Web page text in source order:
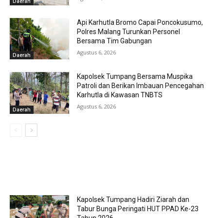
Daerah
Api Karhutla Bromo Capai Poncokusumo,
Polres Malang Turunkan Personel
Bersama Tim Gabungan
Agustus 6, 2026
Daerah
Kapolsek Tumpang Bersama Muspika
Patroli dan Berikan Imbauan Pencegahan
Karhutla di Kawasan TNBTS
Agustus 6, 2026
Kapolsek Tumpang Hadiri Ziarah dan
Tabur Bunga Peringati HUT PPAD Ke-23